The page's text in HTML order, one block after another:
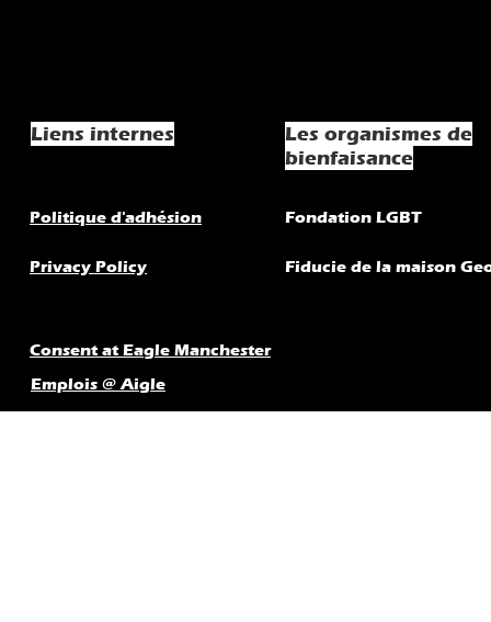
Liens internes
Les organismes de
bienfaisance
Politique d'adhésion Fondation LGBT
Privacy Policy Fiducie de la maison
Consent at Eagle Manchester
Emplois @ Aigle